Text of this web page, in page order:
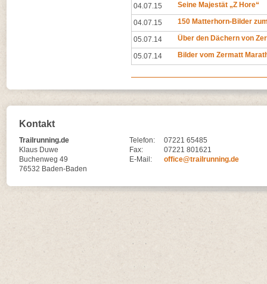
04.07.15 Seine Majestät „Z Hore“
04.07.15 150 Matterhorn-Bilder
05.07.14 Über den Dächern von
05.07.14 Bilder vom Zermatt
Kontakt
Trailrunning.de
Klaus Duwe
Buchenweg 49
76532 Baden-Baden
Telefon:
07221 65485
Fax:
07221 801621
E-Mail:
office@trailrunning.de